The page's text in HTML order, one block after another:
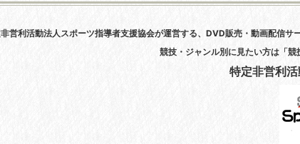
営利活動法人スポーツ指導者支援協会が運営する、DVD販売・動画配信サ
競技・ジャンル別に見たい方は「競
特定非営利